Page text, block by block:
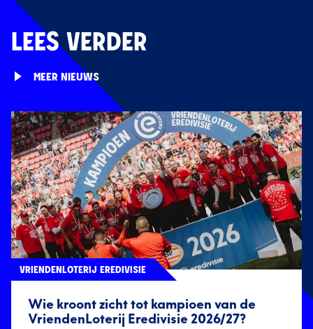
LEES VERDER
MEER NIEUWS
Wie kroont zicht tot kampioen van de
VriendenLoterij Eredivisie 2026/27?
VRIENDENLOTERIJ EREDIVISIE